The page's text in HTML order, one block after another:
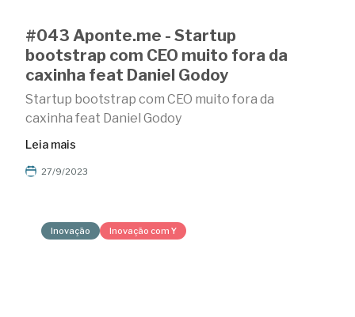
#043 Aponte.me - Startup
bootstrap com CEO muito fora da
caxinha feat Daniel Godoy
Startup bootstrap com CEO muito fora da
caxinha feat Daniel Godoy
Leia mais
27/9/2023
Inovação Inovação com Y